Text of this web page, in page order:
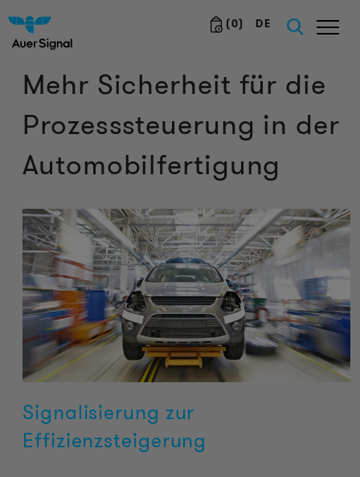
(0) DE
Mehr Sicherheit für die
Prozesssteuerung in der
Automobilfertigung
Signalisierung zur
Effizienzsteigerung